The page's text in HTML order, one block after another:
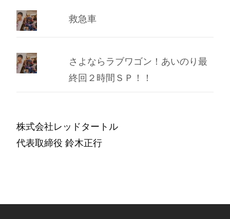
救急車
さよならラブワゴン！あいのり最
終回２時間ＳＰ！！
株式会社レッドタートル
代表取締役 鈴木正行